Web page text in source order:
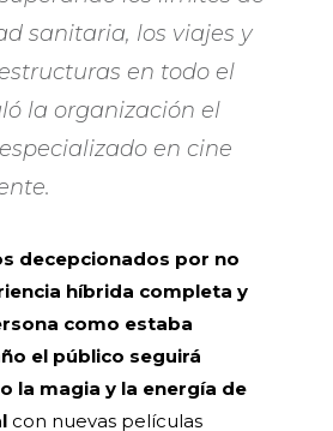
sanitaria, los viajes y
en todo el
la organización el
en cine
decepcionados por no
híbrida completa y
como estaba
el público seguirá
la magia y la energía de
con nuevas películas